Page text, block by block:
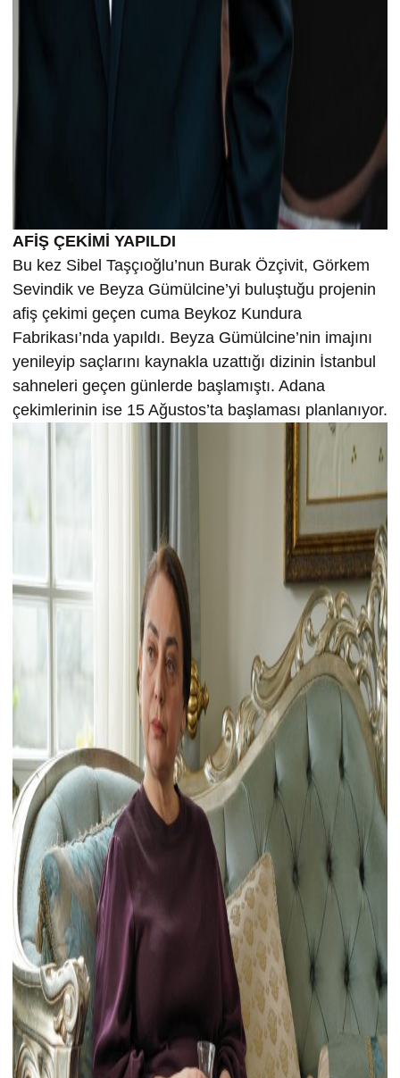
AFİŞ ÇEKİMİ YAPILDI
Bu kez Sibel Taşçıoğlu’nun Burak Özçivit, Görkem
Sevindik ve Beyza Gümülcine’yi buluştuğu projenin
afiş çekimi geçen cuma Beykoz Kundura
Fabrikası’nda yapıldı. Beyza Gümülcine’nin imajını
yenileyip saçlarını kaynakla uzattığı dizinin İstanbul
sahneleri geçen günlerde başlamıştı. Adana
çekimlerinin ise 15 Ağustos’ta başlaması planlanıyor.